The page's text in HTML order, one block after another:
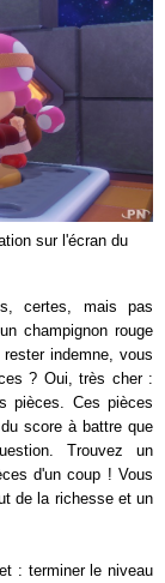
sur l'écran du
certes, mais pas
champignon rouge
indemne, vous
? Oui, très cher :
pièces. Ces pièces
score à battre que
Trouvez un
d'un coup ! Vous
de la richesse et un
: terminer le niveau